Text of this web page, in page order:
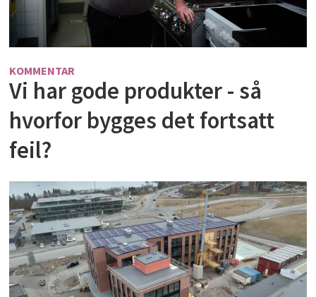
KOMMENTAR
Vi har gode produkter - så
hvorfor bygges det fortsatt
feil?